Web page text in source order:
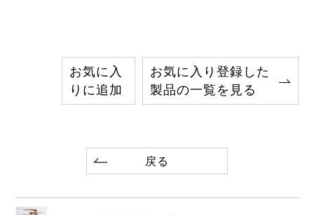
お気に入
りに追加
お気に入り登録した
製品の一覧を見る
戻る